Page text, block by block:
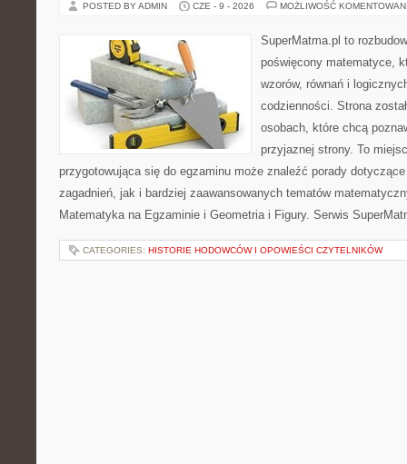
POSTED BY ADMIN CZE - 9 - 2026 MOŻLIWOŚĆ
SuperMatma.pl to
poświęcony matematyce,
wzorów, równań i
codzienności. Strona
osobach, które chcą
przyjaznej strony. To
przygotowująca się do egzaminu może znaleźć porady
zagadnień, jak i bardziej zaawansowanych tematów
Matematyka na Egzaminie i Geometria i Figury. Serwis
CATEGORIES: HISTORIE HODOWCÓW I OPOWIEŚCI CZYTELNIKÓW